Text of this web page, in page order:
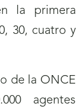
la primera
30, cuatro y
de la ONCE
agentes